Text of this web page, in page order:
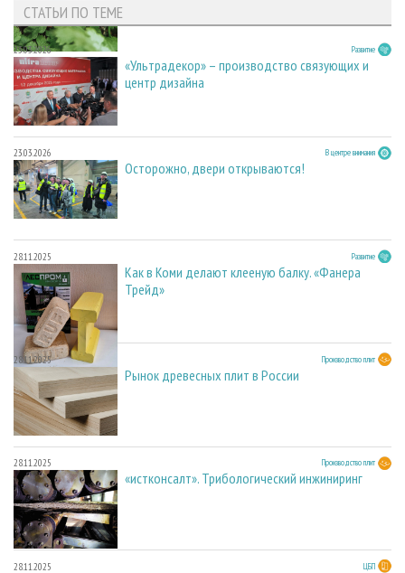
СТАТЬИ ПО ТЕМЕ
23.03.2026 Развитие
«Ультрадекор» – производство связующих и
центр дизайна
23.03.2026 В центре внимания
Осторожно, двери открываются!
28.11.2025 Развитие
Как в Коми делают клееную балку. «Фанера
Трейд»
28.11.2025 Производство плит
Рынок древесных плит в России
28.11.2025 Производство плит
«истконсалт». Трибологический инжиниринг
28.11.2025 ЦБП